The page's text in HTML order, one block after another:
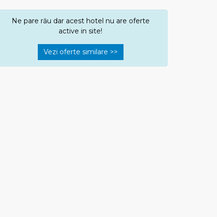
Ne pare rău dar acest hotel nu are oferte
active in site!
Vezi oferte similare >>